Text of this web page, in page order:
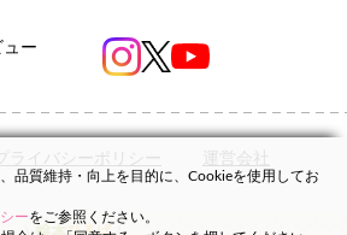
ー
プライバシーポリシー 運営会社
品質維持・向上を目的に、Cookieを使用してお
ーをご参照ください。